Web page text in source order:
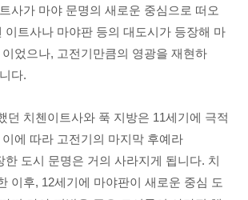
사가 마야 문명의 새로운 중심으로 떠오
이트사나 마야판 등의 대도시가 등장해 마
었으나, 고전기만큼의 영광을 재현하
다.
던 치첸이트사와 푹 지방은 11세기에 극적
에 따라 고전기의 마지막 후예라
한 도시 문명은 거의 사라지게 됩니다. 치
이후, 12세기에 마야판이 새로운 중심 도